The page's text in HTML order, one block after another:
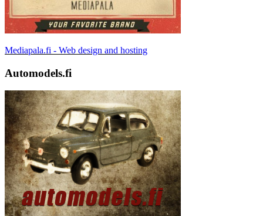
Mediapala.fi - Web design and hosting
Automodels.fi